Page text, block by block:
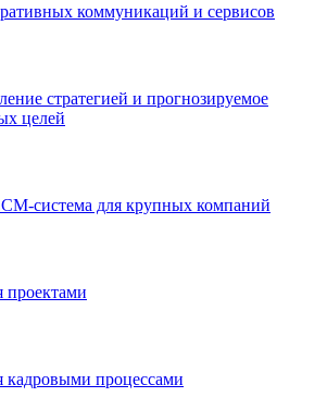
коммуникаций и сервисов
стратегией и прогнозируемое
целей
система для крупных компаний
проектами
кадровыми процессами